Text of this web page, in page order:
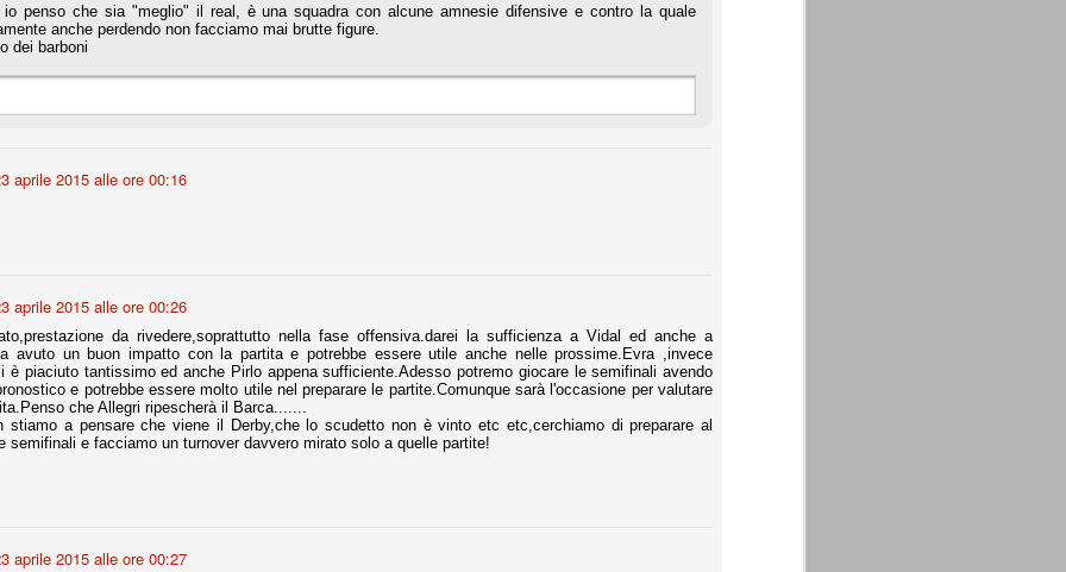
io penso che sia "meglio" il real, è una squadra con alcune amnesie difensive e contro la quale
anche perdendo non facciamo mai brutte figure.
dei barboni
aprile 2015 alle ore 00:16
aprile 2015 alle ore 00:26
da rivedere,soprattutto nella fase offensiva.darei la sufficienza a Vidal ed anche a
avuto un buon impatto con la partita e potrebbe essere utile anche nelle prossime.Evra ,invece
è piaciuto tantissimo ed anche Pirlo appena sufficiente.Adesso potremo giocare le semifinali avendo
e potrebbe essere molto utile nel preparare le partite.Comunque sarà l'occasione per valutare
che Allegri ripescherà il Barca.......
stiamo a pensare che viene il Derby,che lo scudetto non è vinto etc etc,cerchiamo di preparare al
semifinali e facciamo un turnover davvero mirato solo a quelle partite!
aprile 2015 alle ore 00:27
scelto di farsi giudicare con il rito abbreviato.
quello che è: un allenamento in vista della stagione, una ghiotta
preziosi minuti nelle gambe. E chi sabato era allo stadio a San
delle liste.
di ammortamento + ingaggio lordo annuo. La somma della potenza
il 70 % del fatturato al netto delle plusvalenze (vedi regole del